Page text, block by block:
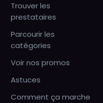
Trouver les
prestataires
Parcourir les
catégories
Voir nos promos
Astuces
Comment ça marche